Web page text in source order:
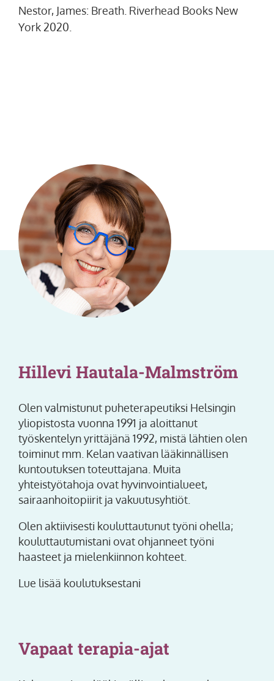
Nestor, James: Breath. Riverhead Books New
York 2020.
Hillevi Hautala-Malmström
Olen valmistunut puheterapeutiksi Helsingin
yliopistosta vuonna 1991 ja aloittanut
työskentelyn yrittäjänä 1992, mistä lähtien olen
toiminut mm. Kelan vaativan lääkinnällisen
kuntoutuksen toteuttajana. Muita
yhteistyötahoja ovat hyvinvointialueet,
sairaanhoitopiirit ja vakuutusyhtiöt.
Olen aktiivisesti kouluttautunut työni ohella;
kouluttautumistani ovat ohjanneet työni
haasteet ja mielenkiinnon kohteet.
Lue lisää koulutuksestani
Vapaat terapia-ajat